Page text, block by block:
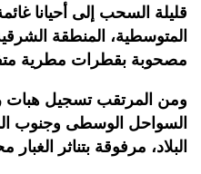
قليلة السحب إلى أحيانا
المتوسطية، المنطقة
مصحوبة بقطرات مطرية
ومن المرتقب تسجيل هبات
السواحل الوسطى وجنوب
البلاد، مرفوقة بتناثر الغبار